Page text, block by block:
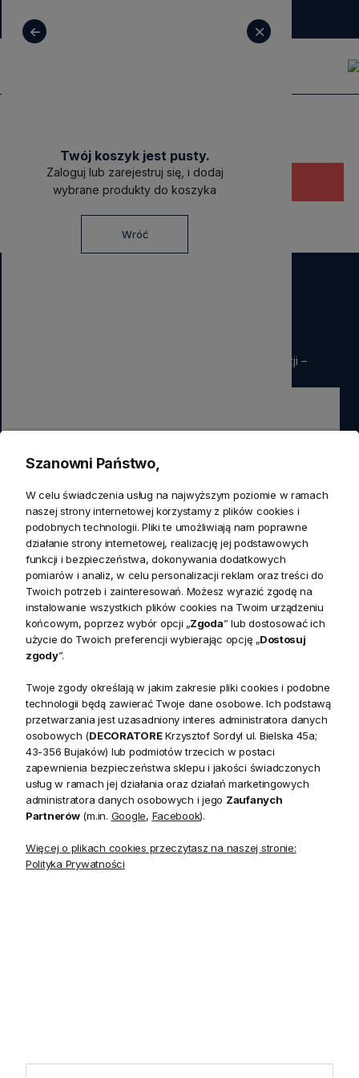
sklep@decoratore.pl
Twój koszyk jest pusty.
Zaloguj lub zarejestruj się, i dodaj
wybrane produkty do koszyka
Wróć
Ten produkt jest niedostępny.
na pierwsze zamówienie. Nie przegap okazji –
Zapisz się
przez nas swoich danych w celach marketingowych.
KONTAKT
Realizacja zamówień
+ 48 721 772 234
Doradztwo produktowe
+ 48 531 771 366
Biuro
+ 48 723 600 621
Reklamacje | Zwroty
sklep@decoratore.pl
Showroom
ul. Bielska 45a,
43-356 Bujaków
W okresie wakacyjnym od
20 czerwca do 31 sierpnia
2026 r. showroom będzie
zamknięty w soboty. W dni
robocze showroom
pozostaje otwarty bez
POLECANE KATEGORIE
Szanowni Państwo,
W celu świadczenia usług na najwyższym poziomie w ramach
naszej strony internetowej korzystamy z plików cookies i
podobnych technologii. Pliki te umożliwiają nam poprawne
działanie strony internetowej, realizację jej podstawowych
funkcji i bezpieczeństwa, dokonywania dodatkowych
pomiarów i analiz, w celu personalizacji reklam oraz treści do
Twoich potrzeb i zainteresowań. Możesz wyrazić zgodę na
instalowanie wszystkich plików cookies na Twoim urządzeniu
końcowym, poprzez wybór opcji „Zgoda” lub dostosować ich
użycie do Twoich preferencji wybierając opcję „Dostosuj
zgody”.
Twoje zgody określają w jakim zakresie pliki cookies i podobne
technologii będą zawierać Twoje dane osobowe. Ich podstawą
przetwarzania jest uzasadniony interes administratora danych
osobowych (DECORATOREKrzysztof Sordyl ul. Bielska 45a;
43-356 Bujaków) lub podmiotów trzecich w postaci
zapewnienia bezpieczeństwa sklepu i jakości świadczonych
usług w ramach jej działania oraz działań marketingowych
administratora danych osobowych i jego Zaufanych
Partnerów(m.in. Google, Facebook).
Więcej o plikach cookies przeczytasz na naszej stronie:
Polityka Prywatności